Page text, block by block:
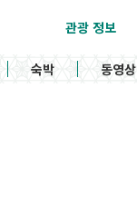
관광 정보
숙박 동영상